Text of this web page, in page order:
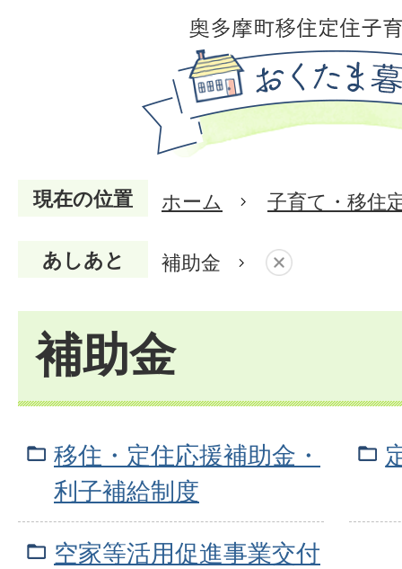
現在の位置 ホーム 子育て・移住
あしあと 補助金
補助金
移住・定住応援補助金・
利子補給制度
空家等活用促進事業交付